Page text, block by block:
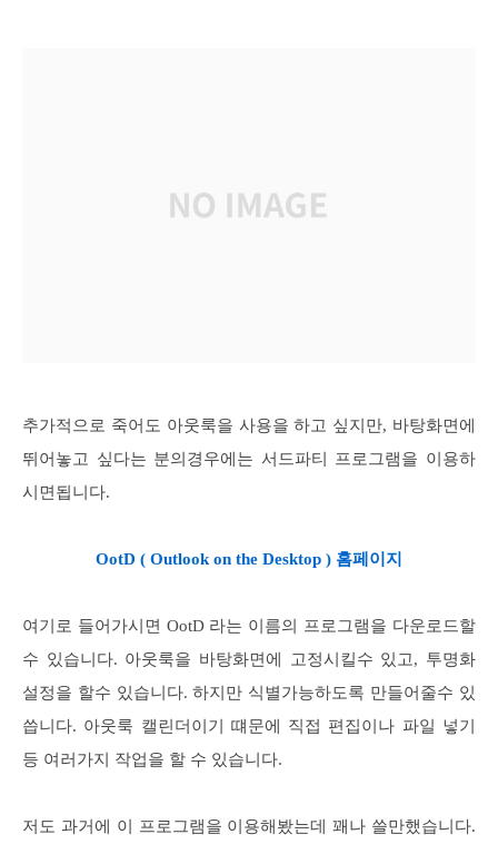
추가적으로 죽어도 아웃룩을 사용을 하고 싶지만, 바탕화면에
뛰어놓고 싶다는 분의경우에는 서드파티 프로그램을 이용하
시면됩니다.
OotD ( Outlook on the Desktop ) 홈페이지
여기로 들어가시면 OotD 라는 이름의 프로그램을 다운로드할
수 있습니다. 아웃룩을 바탕화면에 고정시킬수 있고, 투명화
설정을 할수 있습니다. 하지만 식별가능하도록 만들어줄수 있
씁니다. 아웃룩 캘린더이기 떄문에 직접 편집이나 파일 넣기
등 여러가지 작업을 할 수 있습니다.
저도 과거에 이 프로그램을 이용해봤는데 꽤나 쓸만했습니다.